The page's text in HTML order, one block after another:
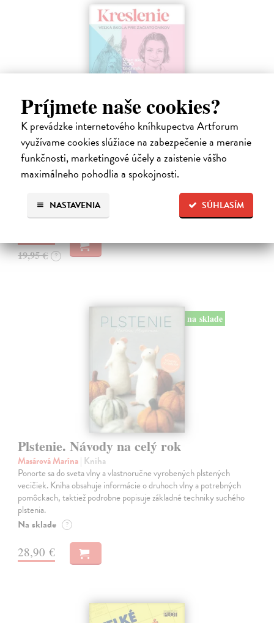
Príjmete naše cookies?
K prevádzke internetového kníhkupectva Artforum
využívame cookies slúžiace na zabezpečenie a meranie
funkčnosti, marketingové účely a zaistenie vášho
maximálneho pohodlia a spokojnosti.
SÚHLASÍM
NASTAVENIA
Kreslenie
Foster Walter| Kniha
Kompletná príručka pre začínajúcich umelcov, ktorá ich krok za
krokom zasvätí do umenia kresby. Kniha záujemcov prevedie celým
procesom tvorby - od výberu nástrojov, pomôcok a materiálov cez
Do 3 pracovných dní
19,95 € ?
na sklade
Plstenie. Návody na celý rok
Masárová Marína| Kniha
Ponorte sa do sveta vlny a vlastnoručne vyrobených plstených
vecičiek. Kniha obsahuje informácie o druhoch vlny a potrebných
pomôckach, taktiež podrobne popisuje základné techniky suchého
plstenia.
Na sklade ?
28,90 €